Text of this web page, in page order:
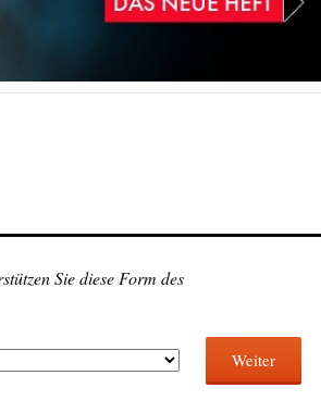
Sie diese Form des
Weiter